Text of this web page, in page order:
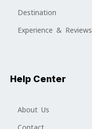
Destination
Experience & Reviews
Help Center
About Us